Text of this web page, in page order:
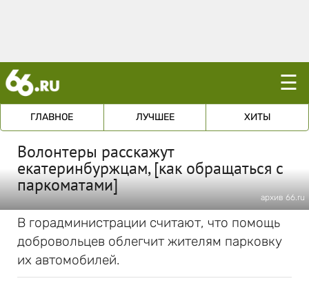
☰
ГЛАВНОЕ ЛУЧШЕЕ ХИТЫ
Волонтеры расскажут
екатеринбуржцам, [как обращаться с
паркоматами]
архив 66.ru
В горадминистрации считают, что помощь
добровольцев облегчит жителям парковку
их автомобилей.